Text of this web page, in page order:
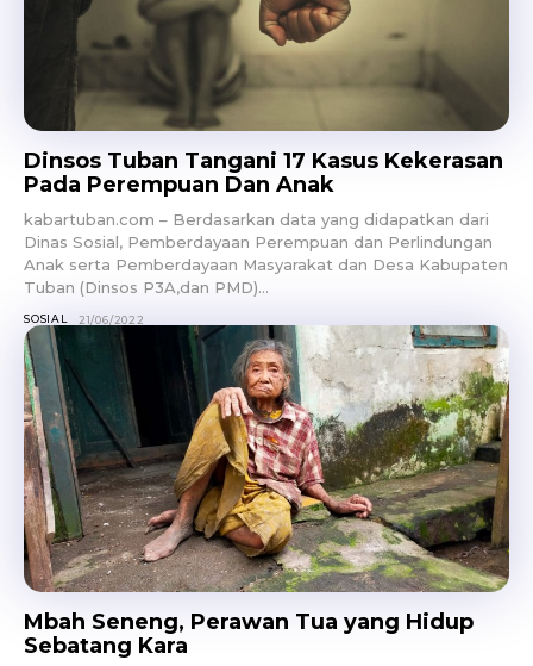
Dinsos Tuban Tangani 17 Kasus Kekerasan
Pada Perempuan Dan Anak
kabartuban.com – Berdasarkan data yang didapatkan dari
Dinas Sosial, Pemberdayaan Perempuan dan Perlindungan
Anak serta Pemberdayaan Masyarakat dan Desa Kabupaten
Tuban (Dinsos P3A,dan PMD)...
SOSIAL 21/06/2022
Mbah Seneng, Perawan Tua yang Hidup
Sebatang Kara